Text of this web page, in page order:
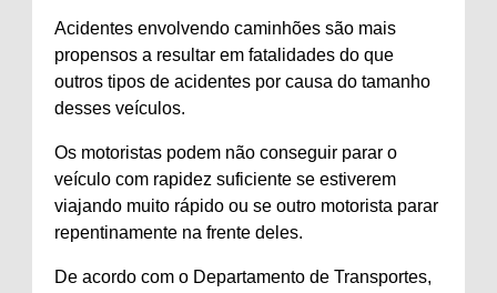
Acidentes envolvendo caminhões são mais
propensos a resultar em fatalidades do que
outros tipos de acidentes por causa do tamanho
desses veículos.
Os motoristas podem não conseguir parar o
veículo com rapidez suficiente se estiverem
viajando muito rápido ou se outro motorista parar
repentinamente na frente deles.
De acordo com o Departamento de Transportes,